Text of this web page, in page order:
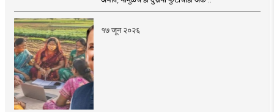
१७ जून २०२६